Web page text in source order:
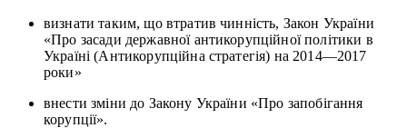
визнати таким, що втратив чинність, Закон України
«Про засади державної антикорупційної політики в
Україні (Антикорупційна стратегія) на 2014—2017
роки»
внести зміни до Закону України «Про запобігання
корупції».